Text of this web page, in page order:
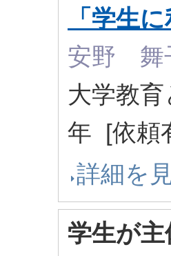
「学生
安野 舞
大学教
年 [依頼
詳細を
学生が